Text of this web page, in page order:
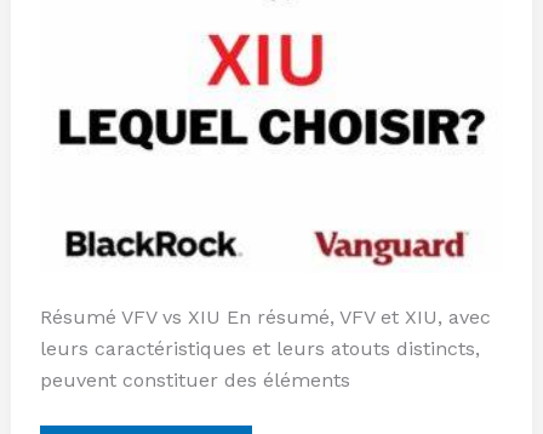
Résumé VFV vs XIU En résumé, VFV et XIU, avec
leurs caractéristiques et leurs atouts distincts,
peuvent constituer des éléments